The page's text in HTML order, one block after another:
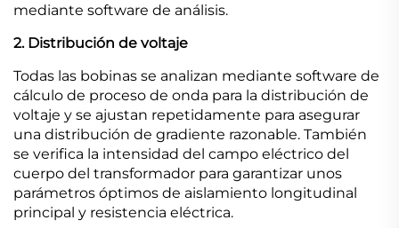
mediante software de análisis.
2. Distribución de voltaje
Todas las bobinas se analizan mediante software de
cálculo de proceso de onda para la distribución de
voltaje y se ajustan repetidamente para asegurar
una distribución de gradiente razonable. También
se verifica la intensidad del campo eléctrico del
cuerpo del transformador para garantizar unos
parámetros óptimos de aislamiento longitudinal
principal y resistencia eléctrica.